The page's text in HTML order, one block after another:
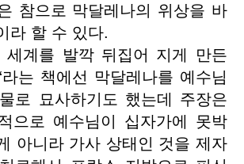
참으로 막달레나의 위상을 바
라 할 수 있다.
세계를 발깍 뒤집어 지게 만든
라는 책에선 막달레나를 예수님
로 묘사하기도 했는데 주장은
으로 예수님이 십자가에 못박
아니라 가사 상태인 것을 제자